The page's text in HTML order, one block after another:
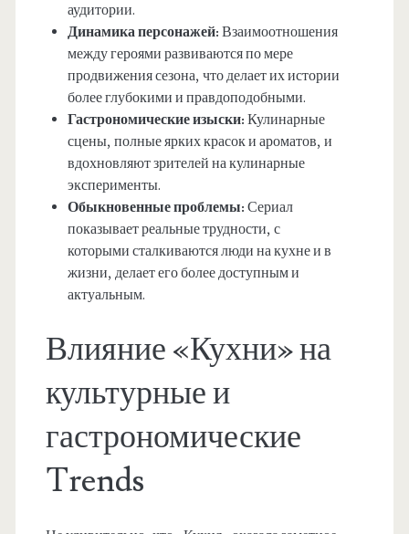
аудитории.
Динамика персонажей: Взаимоотношения
между героями развиваются по мере
продвижения сезона, что делает их истории
более глубокими и правдоподобными.
Гастрономические изыски: Кулинарные
сцены, полные ярких красок и ароматов, и
вдохновляют зрителей на кулинарные
эксперименты.
Обыкновенные проблемы: Сериал
показывает реальные трудности, с
которыми сталкиваются люди на кухне и в
жизни, делает его более доступным и
актуальным.
Влияние «Кухни» на
культурные и
гастрономические
Trends